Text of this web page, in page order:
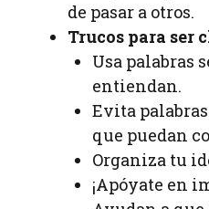
de pasar a otros.
Trucos para ser
Usa palabras
entiendan.
Evita
que puedan
Organiza tu
¡Apóyate en